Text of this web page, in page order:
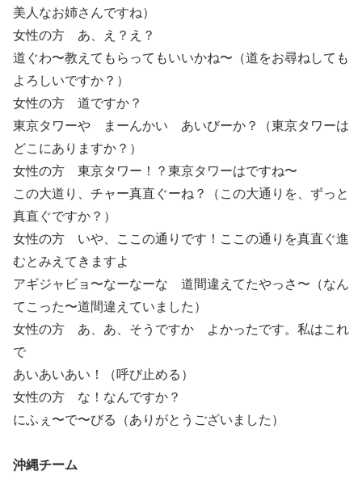
美人なお姉さんですね）
女性の方 あ、え？え？
道ぐわ〜教えてもらってもいいかね〜（道をお尋ねしても
よろしいですか？）
女性の方 道ですか？
東京タワーや まーんかい あいびーか？（東京タワーは
どこにありますか？）
女性の方 東京タワー！？東京タワーはですね〜
この大道り、チャー真直ぐーね？（この大通りを、ずっと
真直ぐですか？）
女性の方 いや、ここの通りです！ここの通りを真直ぐ進
むとみえてきますよ
アギジャビョ〜なーなーな 道間違えてたやっさ〜（なん
てこった〜道間違えていました）
女性の方 あ、あ、そうですか よかったです。私はこれ
で
あいあいあい！（呼び止める）
女性の方 な！なんですか？
にふぇ〜で〜びる（ありがとうございました）
沖縄チーム